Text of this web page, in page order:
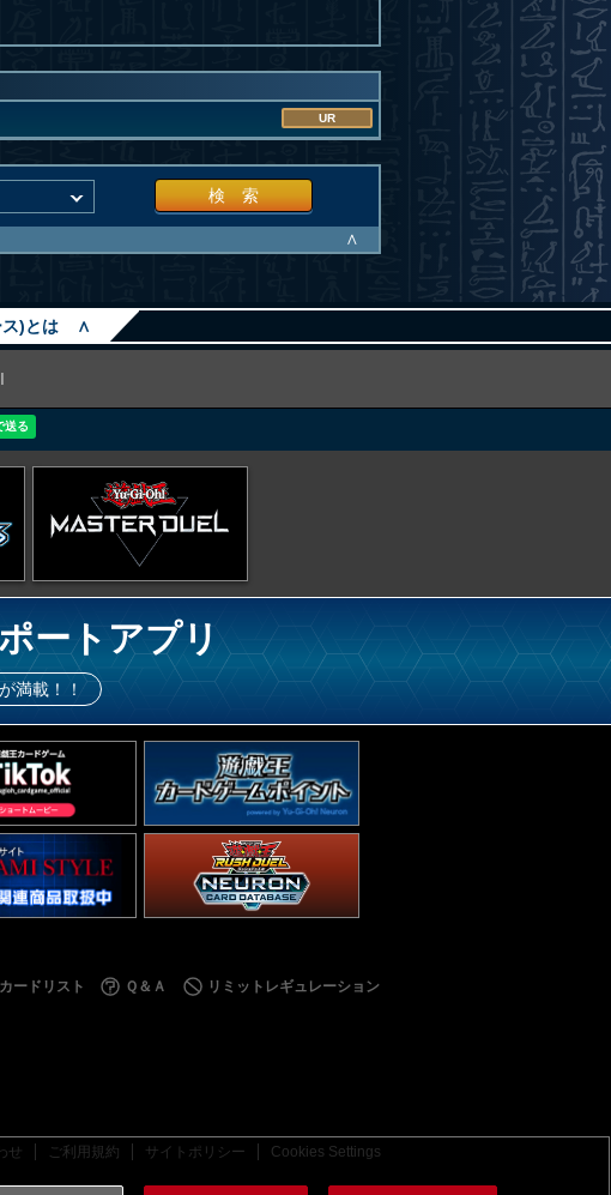
UR
検 索
∧
)とは ∧
ートアプリ
満載！！
ードリスト Ｑ＆Ａ リミットレギュレーション
せ ご利用規約 サイトポリシー Cookies Settings